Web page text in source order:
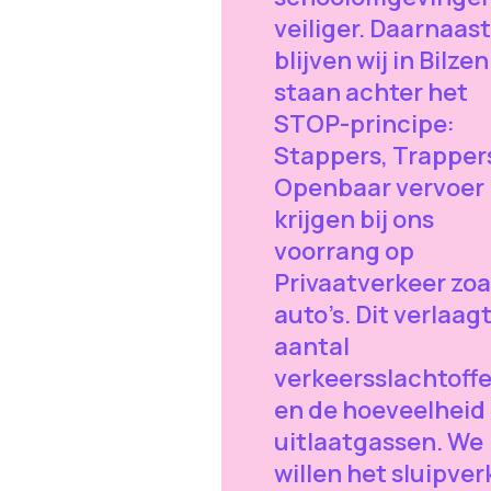
veiliger. Daarnaast
blijven wij in Bilzen
staan achter het
STOP-principe:
Stappers,
Openbaar vervoer
krijgen bij ons
voorrang op
Privaatverkeer
auto’s. Dit
aantal
en de hoeveelheid
uitlaatgassen. We
willen het